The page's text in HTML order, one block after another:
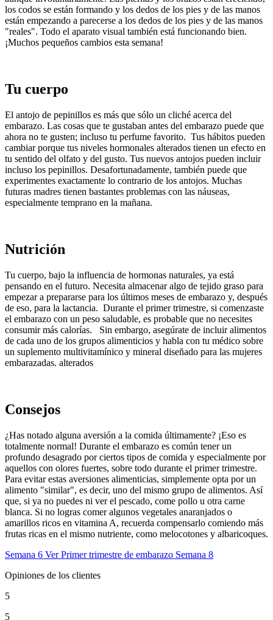
los codos se están formando y los dedos de los pies y de las manos
están empezando a parecerse a los dedos de los pies y de las manos
"reales". Todo el aparato visual también está funcionando bien.
¡Muchos pequeños cambios esta semana!
Tu cuerpo
El antojo de pepinillos es más que sólo un cliché acerca del
embarazo. Las cosas que te gustaban antes del embarazo puede que
ahora no te gusten; incluso tu perfume favorito. Tus hábitos pueden
cambiar porque tus niveles hormonales alterados tienen un efecto en
tu sentido del olfato y del gusto. Tus nuevos antojos pueden incluir
incluso los pepinillos. Desafortunadamente, también puede que
experimentes exactamente lo contrario de los antojos. Muchas
futuras madres tienen bastantes problemas con las náuseas,
especialmente temprano en la mañana.
Nutrición
Tu cuerpo, bajo la influencia de hormonas naturales, ya está
pensando en el futuro. Necesita almacenar algo de tejido graso para
empezar a prepararse para los últimos meses de embarazo y, después
de eso, para la lactancia. Durante el primer trimestre, si comenzaste
el embarazo con un peso saludable, es probable que no necesites
consumir más calorías. Sin embargo, asegúrate de incluir alimentos
de cada uno de los grupos alimenticios y habla con tu médico sobre
un suplemento multivitamínico y mineral diseñado para las mujeres
embarazadas. alterados
Consejos
¿Has notado alguna aversión a la comida últimamente? ¡Eso es
totalmente normal! Durante el embarazo es común tener un
profundo desagrado por ciertos tipos de comida y especialmente por
aquellos con olores fuertes, sobre todo durante el primer trimestre.
Para evitar estas aversiones alimenticias, simplemente opta por un
alimento "similar", es decir, uno del mismo grupo de alimentos. Así
que, si ya no puedes ni ver el pescado, come pollo u otra carne
blanca. Si no logras comer algunos vegetales anaranjados o
amarillos ricos en vitamina A, recuerda compensarlo comiendo más
frutas ricas en el mismo nutriente, como melocotones y albaricoques.
Semana 6 Ver Primer trimestre de embarazo Semana 8
Opiniones de los clientes
5
5